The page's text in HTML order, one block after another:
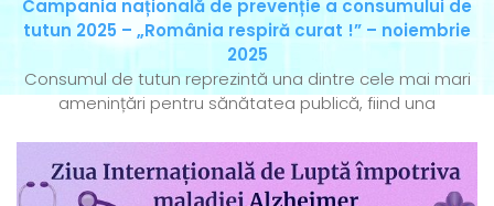
Campania națională de prevenție a consumului de
tutun 2025 – „România respiră curat !” – noiembrie
2025
Consumul de tutun reprezintă una dintre cele mai mari
amenințări pentru sănătatea publică, fiind una